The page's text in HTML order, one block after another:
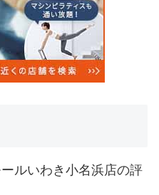
ルいわき小名浜店の評